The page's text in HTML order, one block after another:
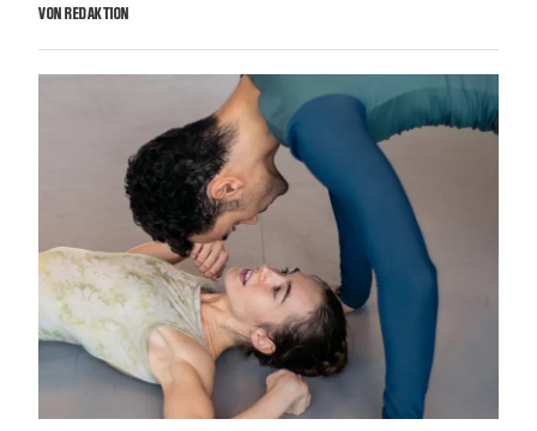
VON REDAKTION